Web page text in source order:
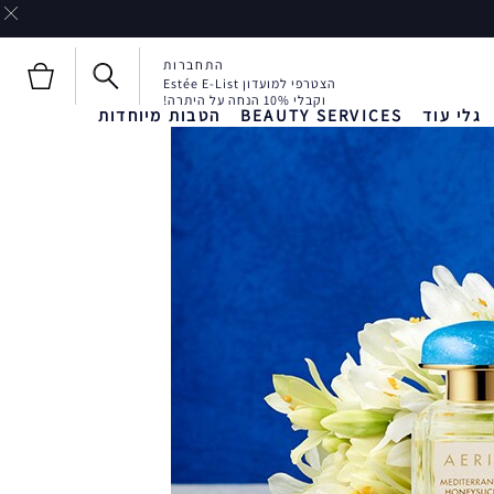
הצטרפי למועדון Estée E-List
וקבלי 10% הנחה על היתרה!
התחברות
גלי עוד BEAUTY SERVICES הטבות מיוחדות